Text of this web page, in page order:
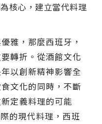
核心，建立當代料理
雅，那麼西班牙，
轉折。從酒館文化
以創新精神影響全
文化的同時，不斷
定義料理的可能
的現代料理，西班